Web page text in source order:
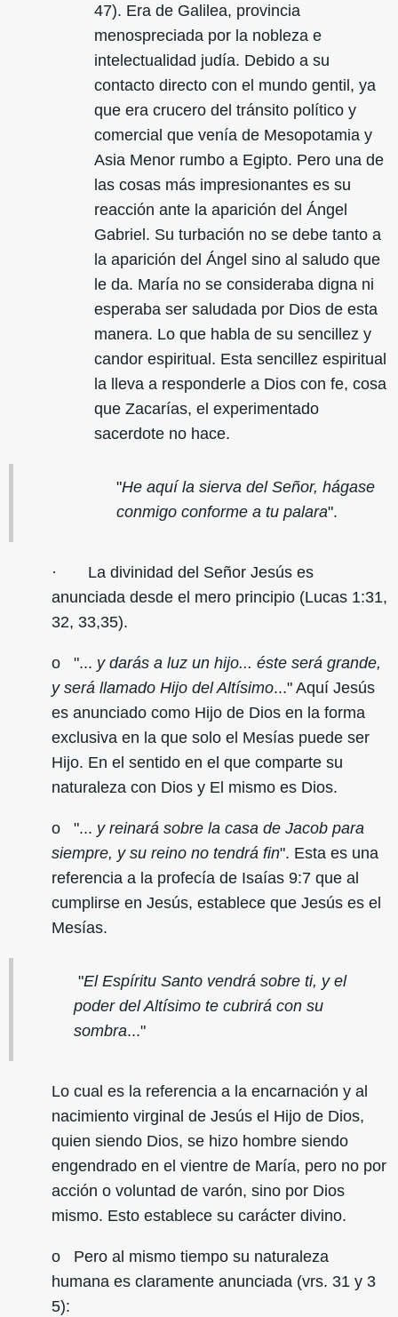
47). Era de Galilea, provincia
menospreciada por la nobleza e
intelectualidad judía. Debido a su
contacto directo con el mundo gentil, ya
que era crucero del tránsito político y
comercial que venía de Mesopotamia y
Asia Menor rumbo a Egipto. Pero una de
las cosas más impresionantes es su
reacción ante la aparición del Ángel
Gabriel. Su turbación no se debe tanto a
la aparición del Ángel sino al saludo que
le da. María no se consideraba digna ni
esperaba ser saludada por Dios de esta
manera. Lo que habla de su sencillez y
candor espiritual. Esta sencillez espiritual
la lleva a responderle a Dios con fe, cosa
que Zacarías, el experimentado
sacerdote no hace.
"He aquí la sierva del Señor, hágase
conmigo conforme a tu palara".
· La divinidad del Señor Jesús es
anunciada desde el mero principio (Lucas 1:31,
32, 33,35).
o "... y darás a luz un hijo... éste será grande,
y será llamado Hijo del Altísimo..." Aquí Jesús
es anunciado como Hijo de Dios en la forma
exclusiva en la que solo el Mesías puede ser
Hijo. En el sentido en el que comparte su
naturaleza con Dios y El mismo es Dios.
o "... y reinará sobre la casa de Jacob para
siempre, y su reino no tendrá fin". Esta es una
referencia a la profecía de Isaías 9:7 que al
cumplirse en Jesús, establece que Jesús es el
Mesías.
"El Espíritu Santo vendrá sobre ti, y el
poder del Altísimo te cubrirá con su
sombra..."
Lo cual es la referencia a la encarnación y al
nacimiento virginal de Jesús el Hijo de Dios,
quien siendo Dios, se hizo hombre siendo
engendrado en el vientre de María, pero no por
acción o voluntad de varón, sino por Dios
mismo. Esto establece su carácter divino.
o Pero al mismo tiempo su naturaleza
humana es claramente anunciada (vrs. 31 y 3
5):